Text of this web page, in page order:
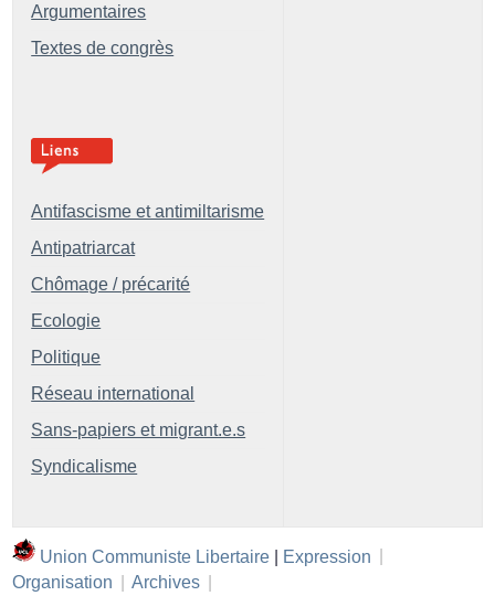
Argumentaires
Textes de congrès
Antifascisme et antimiltarisme
Antipatriarcat
Chômage / précarité
Ecologie
Politique
Réseau international
Sans-papiers et migrant.e.s
Syndicalisme
Union Communiste Libertaire | Expression
Organisation
Archives